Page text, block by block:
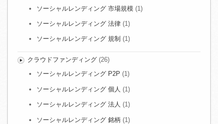
ソーシャルレンディング 市場規模 (1)
ソーシャルレンディング 法律 (1)
ソーシャルレンディング 規制 (1)
クラウドファンディング(26)
ソーシャルレンディング P2P (1)
ソーシャルレンディング 個人 (1)
ソーシャルレンディング 法人 (1)
ソーシャルレンディング 銘柄 (1)